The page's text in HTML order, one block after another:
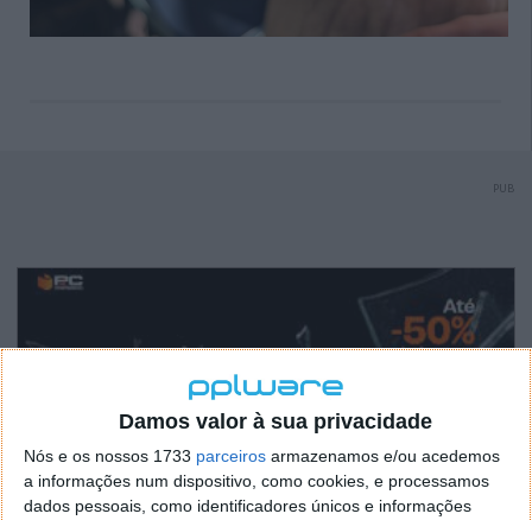
Damos valor à sua privacidade
Nós e os nossos 1733 parceiros armazenamos e/ou acedemos
a informações num dispositivo, como cookies, e processamos
dados pessoais, como identificadores únicos e informações
PUB